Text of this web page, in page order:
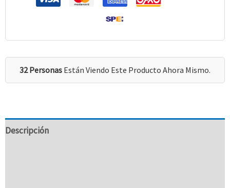
32 Personas Están Viendo Este Producto Ahora Mismo.
Descripción